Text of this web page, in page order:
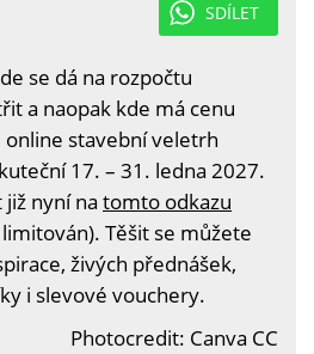
SDÍLET
se dá na rozpočtu
a naopak kde má cenu
stavební veletrh
17. – 31. ledna 2027.
nyní na tomto odkazu
Těšit se můžete
živých přednášek,
i slevové vouchery.
Photocredit: Canva CC